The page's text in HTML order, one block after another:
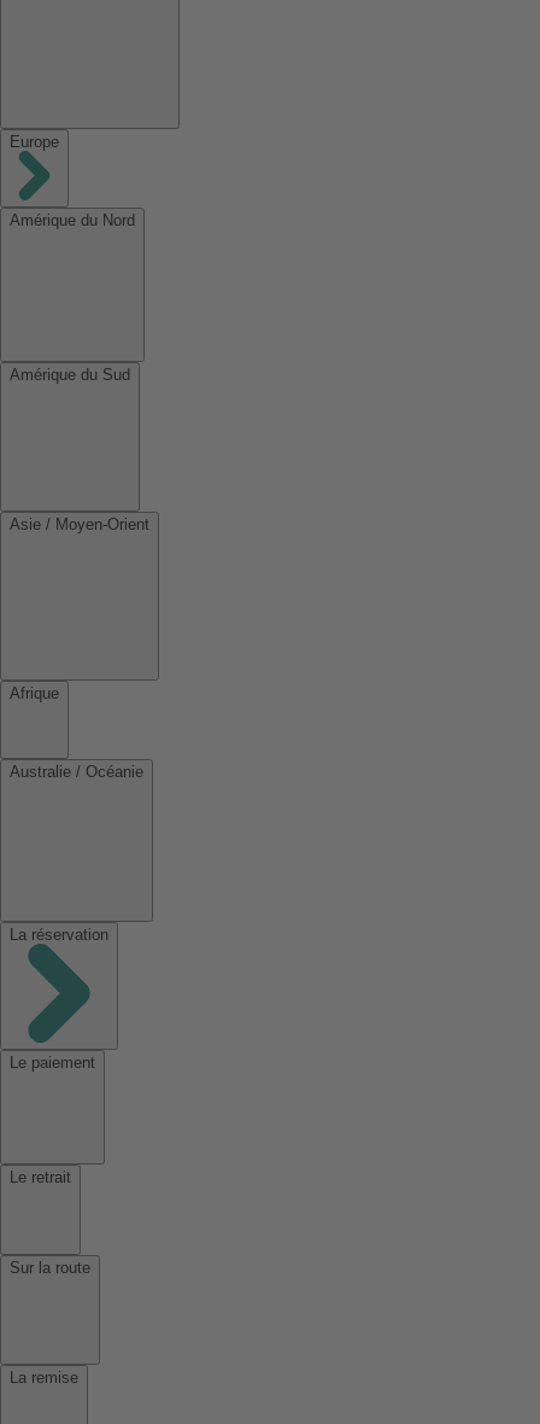
Europe
Amérique du Nord
Amérique du Sud
Asie / Moyen-Orient
Afrique
Australie / Océanie
La réservation
Le paiement
Le retrait
Sur la route
La remise